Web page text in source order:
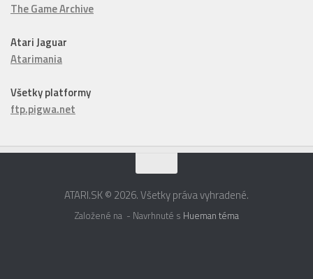
The Game Archive
Atari Jaguar
Atarimania
Všetky platformy
ftp.pigwa.net
ATARI.SK © 2026. Všetky práva vyhradené.
Založené na - Navrhnuté s Hueman téma